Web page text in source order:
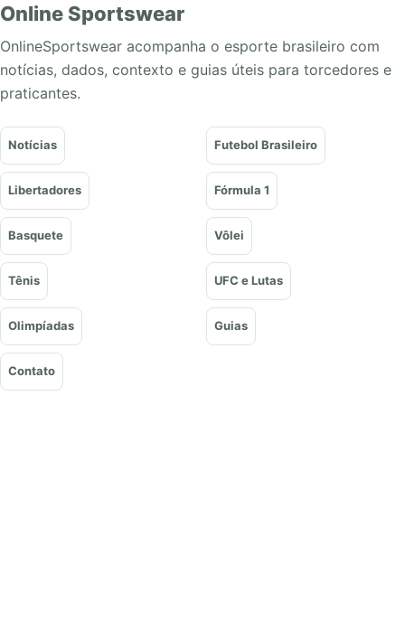
Online Sportswear
OnlineSportswear acompanha o esporte brasileiro com
notícias, dados, contexto e guias úteis para torcedores e
praticantes.
Notícias Futebol Brasileiro
Libertadores Fórmula 1
Basquete Vôlei
Tênis UFC e Lutas
Olimpíadas Guias
Contato